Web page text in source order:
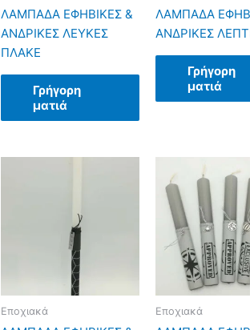
ΛΑΜΠΑΔΑ ΕΦΗΒΙΚΕΣ &
ΑΝΔΡΙΚΕΣ ΛΕΥΚΕΣ
ΠΛΑΚΕ
Γρήγορη
ματιά
ΛΑΜΠΑΔΑ
ΑΝΔΡΙΚΕΣ
Γρήγορη
ματιά
Εποχιακά Εποχιακά